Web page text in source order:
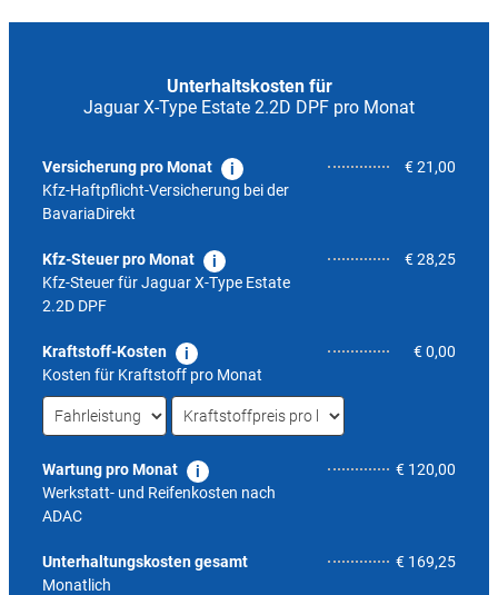
Unterhaltskosten für
Jaguar X-Type Estate 2.2D DPF pro Monat
Versicherung pro Monat
Kfz-Haftpflicht-Versicherung bei der
BavariaDirekt
€ 21,00
Kfz-Steuer pro Monat
Kfz-Steuer fürJaguar X-Type Estate
2.2D DPF
€ 28,25
Kraftstoff-Kosten
Kosten für Kraftstoff pro Monat
€ 0,00
Wartung pro Monat
Werkstatt- und Reifenkosten nach
ADAC
€ 120,00
Unterhaltungskosten gesamt
Monatlich
€ 169,256,2